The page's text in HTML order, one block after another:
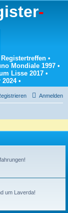
-
Registertreffen•
Mondiale 1997•
Lisse 2017 •
2024•
Anmelden
um Laverda!